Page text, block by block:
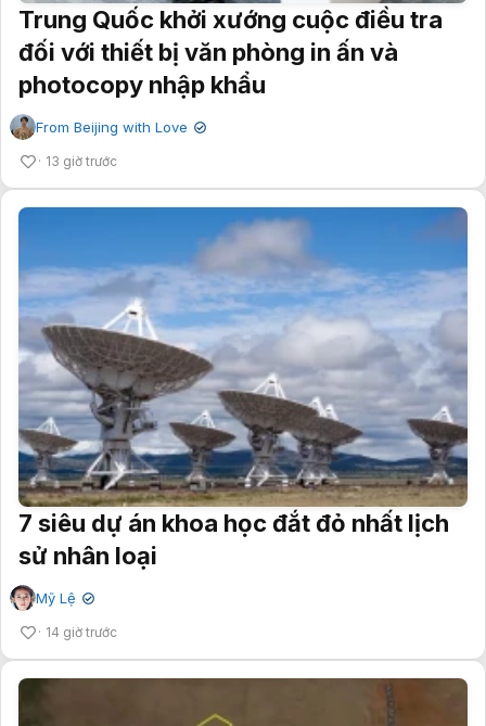
Trung Quốc khởi xướng cuộc điều tra
đối với thiết bị văn phòng in ấn và
photocopy nhập khẩu
From Beijing with Love ✔
13 giờ trước
7 siêu dự án khoa học đắt đỏ nhất lịch
sử nhân loại
Mỹ Lệ ✔
14 giờ trước